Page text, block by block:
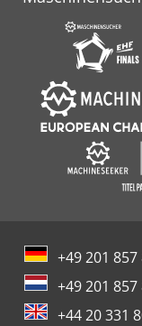
+49 201 857
+49 201 857
+44 20 331